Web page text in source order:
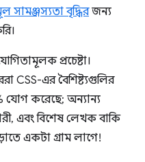
সামঞ্জস্যতা বৃদ্ধিরজন্য
প্রচেষ্টা।
CSS-এর বৈশিষ্ট্যগুলির
যোগ করেছে; অন্যান্য
এবং বিশেষ লেখক বাকি
একটা গ্রাম লাগে!